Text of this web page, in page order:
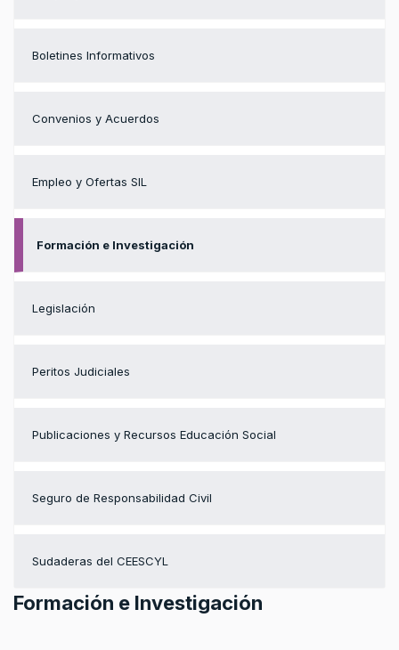
Boletines Informativos
Convenios y Acuerdos
Empleo y Ofertas SIL
Formación e Investigación
Legislación
Peritos Judiciales
Publicaciones y Recursos Educación Social
Seguro de Responsabilidad Civil
Sudaderas del CEESCYL
Formación e Investigación